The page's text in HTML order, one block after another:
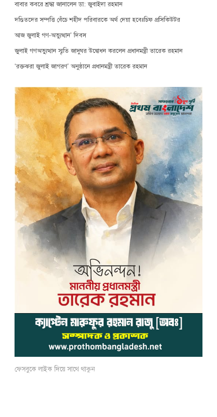
বাবার কবরে শ্রদ্ধা জানালেন ডা: জুবাইদা রহমান
দণ্ডিতদের সম্পত্তি বেঁচে শহীদ পরিবারকে অর্থ দেয়া হবেঃচিফ প্রসিকিউটর
আজ জুলাই গণ-অভ্যুত্থান’ দিবস
জুলাই গণঅভ্যুত্থান স্মৃতি জাদুঘর উদ্বোধন করলেন প্রধানমন্ত্রী তারেক রহমান
‘রক্তঝরা জুলাই জাগরণ’ অনুষ্ঠানে প্রধানমন্ত্রী তারেক রহমান
ফেসবুকে লাইক দিয়ে সাথে থাকুন